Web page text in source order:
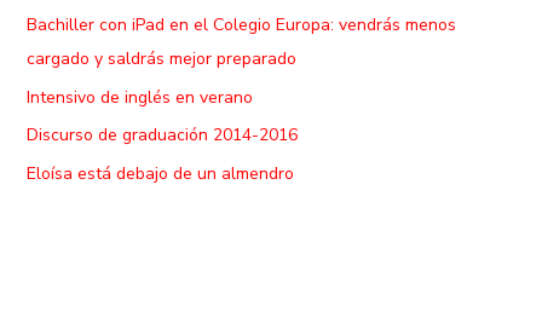
Bachiller con iPad en el Colegio Europa: vendrás menos
cargado y saldrás mejor preparado
Intensivo de inglés en verano
Discurso de graduación 2014-2016
Eloísa está debajo de un almendro